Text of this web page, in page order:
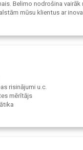
Belimo nodrošina vairāk
mūsu klientus ar
risinājumu un dodam
viņu valodā, un mēs to
oficiālie pārstāvji Latvijā.
risinājumi u.c.
mērītājs